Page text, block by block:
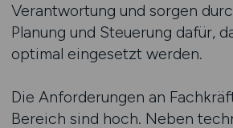
Verantwortung und sorgen
Planung und Steuerung dafür,
optimal eingesetzt werden.
Die Anforderungen an
Bereich sind hoch. Neben